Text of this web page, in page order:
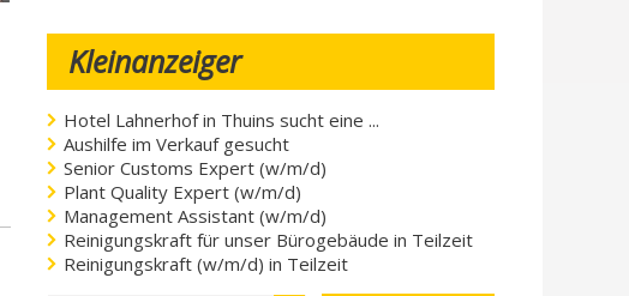
Kleinanzeiger
Hotel Lahnerhof in Thuins sucht eine ...
Aushilfe im Verkauf gesucht
Senior Customs Expert (w/m/d)
Plant Quality Expert (w/m/d)
Management Assistant (w/m/d)
Reinigungskraft für unser Bürogebäude in Teilzeit
Reinigungskraft (w/m/d) in Teilzeit